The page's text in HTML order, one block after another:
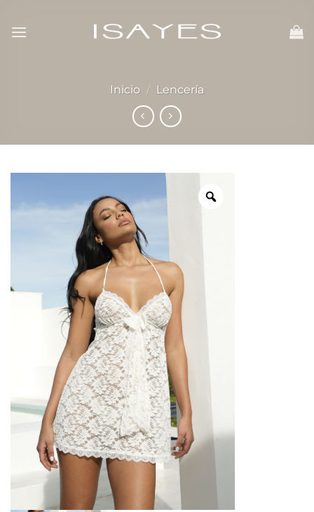
Inicio / Lencería